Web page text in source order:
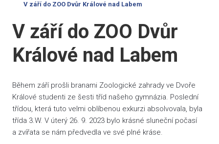
V září do ZOO Dvůr Králové nad Labem
V září do ZOO Dvůr
Králové nad Labem
Během září prošli branami Zoologické zahrady ve Dvoře
Králové studenti ze šesti tříd našeho gymnázia. Poslední
třídou, která tuto velmi oblíbenou exkurzi absolvovala, byla
třída 3.W. V úterý 26. 9. 2023 bylo krásné sluneční počasí
a zvířata se nám předvedla ve své plné kráse.